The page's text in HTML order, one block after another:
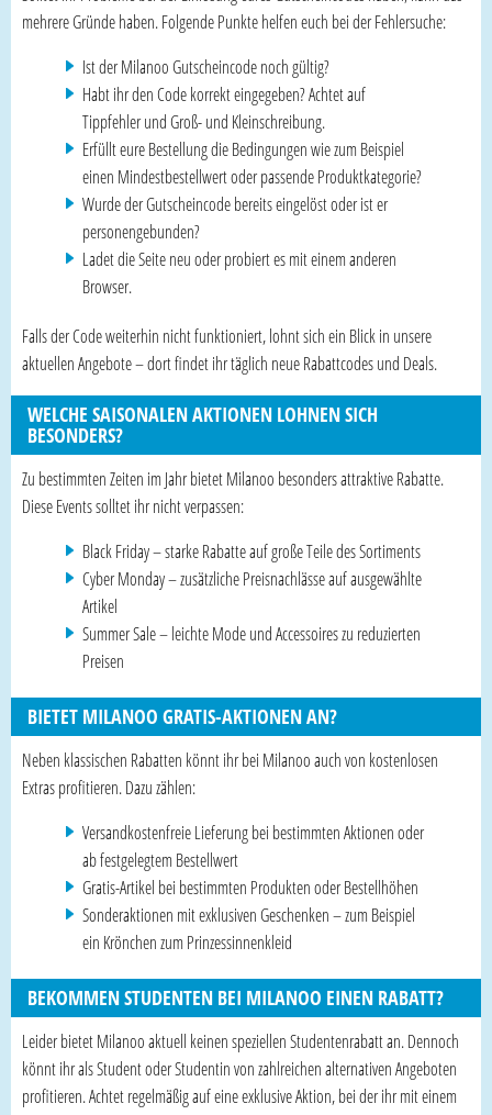
mehrere Gründe haben. Folgende Punkte helfen euch bei der Fehlersuche:
Ist der Milanoo Gutscheincode noch gültig?
Habt ihr den Code korrekt eingegeben? Achtet auf
Tippfehler und Groß- und Kleinschreibung.
Erfüllt eure Bestellung die Bedingungen wie zum Beispiel
einen Mindestbestellwert oder passende Produktkategorie?
Wurde der Gutscheincode bereits eingelöst oder ist er
personengebunden?
Ladet die Seite neu oder probiert es mit einem anderen
Browser.
Falls der Code weiterhin nicht funktioniert, lohnt sich ein Blick in unsere
aktuellen Angebote – dort findet ihr täglich neue Rabattcodes und Deals.
WELCHE SAISONALEN AKTIONEN LOHNEN SICH
BESONDERS?
Zu bestimmten Zeiten im Jahr bietet Milanoo besonders attraktive Rabatte.
Diese Events solltet ihr nicht verpassen:
Black Friday – starke Rabatte auf große Teile des Sortiments
Cyber Monday – zusätzliche Preisnachlässe auf ausgewählte
Artikel
Summer Sale – leichte Mode und Accessoires zu reduzierten
Preisen
BIETET MILANOO GRATIS-AKTIONEN AN?
Neben klassischen Rabatten könnt ihr bei Milanoo auch von kostenlosen
Extras profitieren. Dazu zählen:
Versandkostenfreie Lieferung bei bestimmten Aktionen oder
ab festgelegtem Bestellwert
Gratis-Artikel bei bestimmten Produkten oder Bestellhöhen
Sonderaktionen mit exklusiven Geschenken – zum Beispiel
ein Krönchen zum Prinzessinnenkleid
BEKOMMEN STUDENTEN BEI MILANOO EINEN RABATT?
Leider bietet Milanoo aktuell keinen speziellen Studentenrabatt an. Dennoch
könnt ihr als Student oder Studentin von zahlreichen alternativen Angeboten
profitieren. Achtet regelmäßig auf eine exklusive Aktion, bei der ihr mit einem